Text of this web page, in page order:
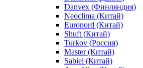
Danvex (Финляндия)
Neoclima (Китай)
Euronord (Китай)
Shuft (Китай)
Turkov (Россия)
Master (Китай)
Sabiel (Китай)